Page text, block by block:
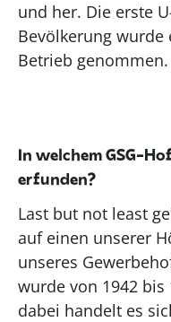
und her. Die erste
Bevölkerung wurde
Betrieb genommen.
In welchem GSG-
erfunden?
Last but not least
auf einen unserer
unseres
wurde von 1942 bis
dabei handelt es